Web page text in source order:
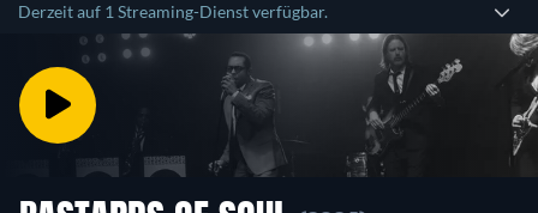
Derzeit auf 1 Streaming-Dienst verfügbar.